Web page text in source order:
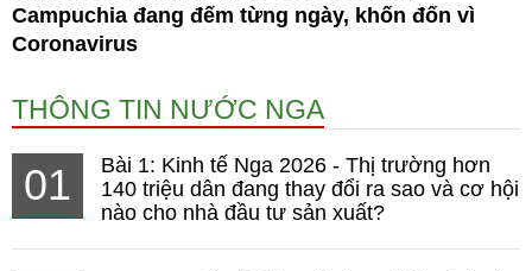
Campuchia đang đếm từng ngày, khốn đốn vì
Coronavirus
THÔNG TIN NƯỚC NGA
01
Bài 1: Kinh tế Nga 2026 - Thị trường hơn
140 triệu dân đang thay đổi ra sao và cơ hội
nào cho nhà đầu tư sản xuất?